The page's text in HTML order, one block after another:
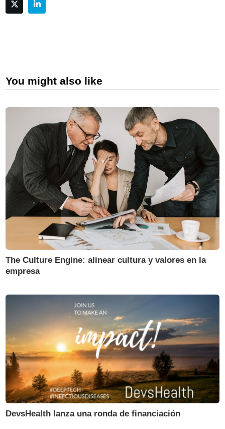
You might also like
The Culture Engine: alinear cultura y valores en la
empresa
DevsHealth lanza una ronda de financiación